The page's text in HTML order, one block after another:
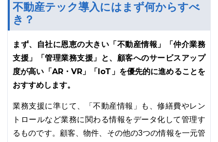
不動産テック導入にはまず何からすべ
き？
まず、自社に恩恵の大きい「不動産情報」「仲介業務
支援」「管理業務支援」と、顧客へのサービスアップ
度が高い「AR・VR」「IoT」を優先的に進めることを
おすすめします。
業務支援に準じて、「不動産情報」も、修繕費やレン
トロールなど業務に関わる情報をデータ化して管理す
るものです。顧客、物件、その他の3つの情報を一元管